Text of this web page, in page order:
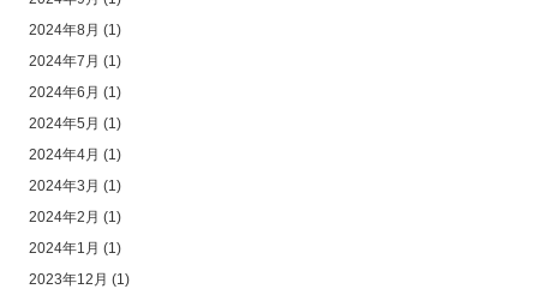
2024年8月 (1)
2024年7月 (1)
2024年6月 (1)
2024年5月 (1)
2024年4月 (1)
2024年3月 (1)
2024年2月 (1)
2024年1月 (1)
2023年12月 (1)